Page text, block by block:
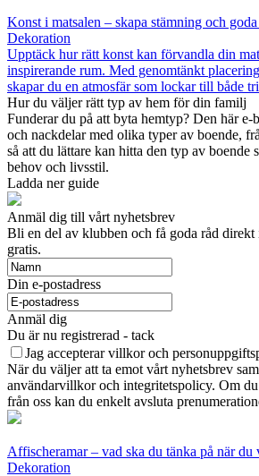
Konst i matsalen – skapa stämning och goda
Dekoration
Upptäck hur rätt konst kan förvandla din
inspirerande rum. Med genomtänkt
skapar du en atmosfär som lockar till både
Hur du väljer rätt typ av hem för din familj
Funderar du på att byta hemtyp? Den här
och nackdelar med olika typer av boende,
så att du lättare kan hitta den typ av boende
behov och livsstil.
Ladda ner guide
Anmäl dig till vårt nyhetsbrev
Bli en del av klubben och få goda råd
gratis.
Din e-postadress
Anmäl dig
Du är nu registrerad - tack
Jag accepterar villkor och
När du väljer att ta emot vårt nyhetsbrev
användarvillkor och integritetspolicy. Om
från oss kan du enkelt avsluta
Affischeramar – vad ska du tänka på när du
Dekoration